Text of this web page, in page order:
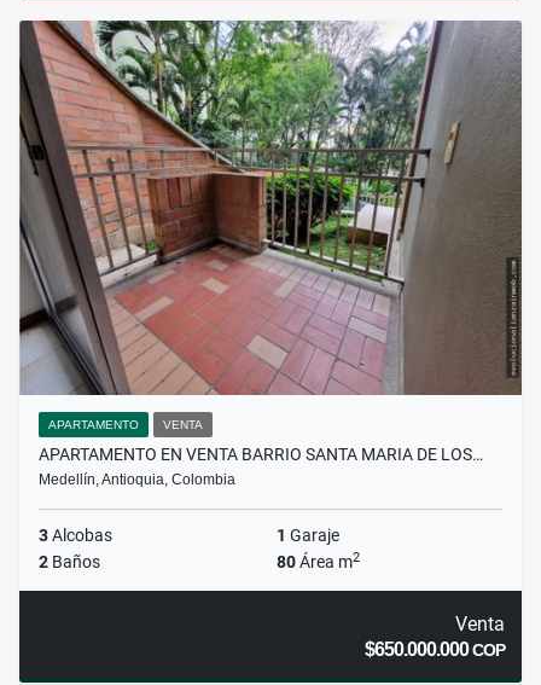
APARTAMENTO VENTA
APARTAMENTO EN VENTA BARRIO SANTA MARIA DE LOS…
Medellín, Antioquia, Colombia
3Alcobas 1 Garaje
2 Baños 80Área m2
Venta
$650.000.000COP